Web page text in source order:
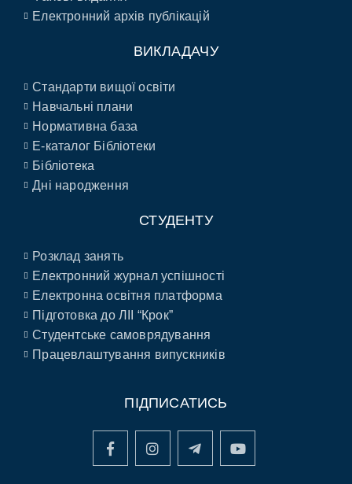
Електронний архів публікацій
ВИКЛАДАЧУ
Стандарти вищої освіти
Навчальні плани
Нормативна база
E-каталог Бібліотеки
Бібліотека
Дні народження
СТУДЕНТУ
Розклад занять
Електронний журнал успішності
Електронна освітня платформа
Підготовка до ЛІІ “Крок”
Студентське самоврядування
Працевлаштування випускників
ПІДПИСАТИСЬ